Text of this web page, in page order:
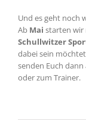
Und es geht noch
Ab Mai starten wir
Schullwitzer
dabei sein
senden Euch
oder zum Trainer.